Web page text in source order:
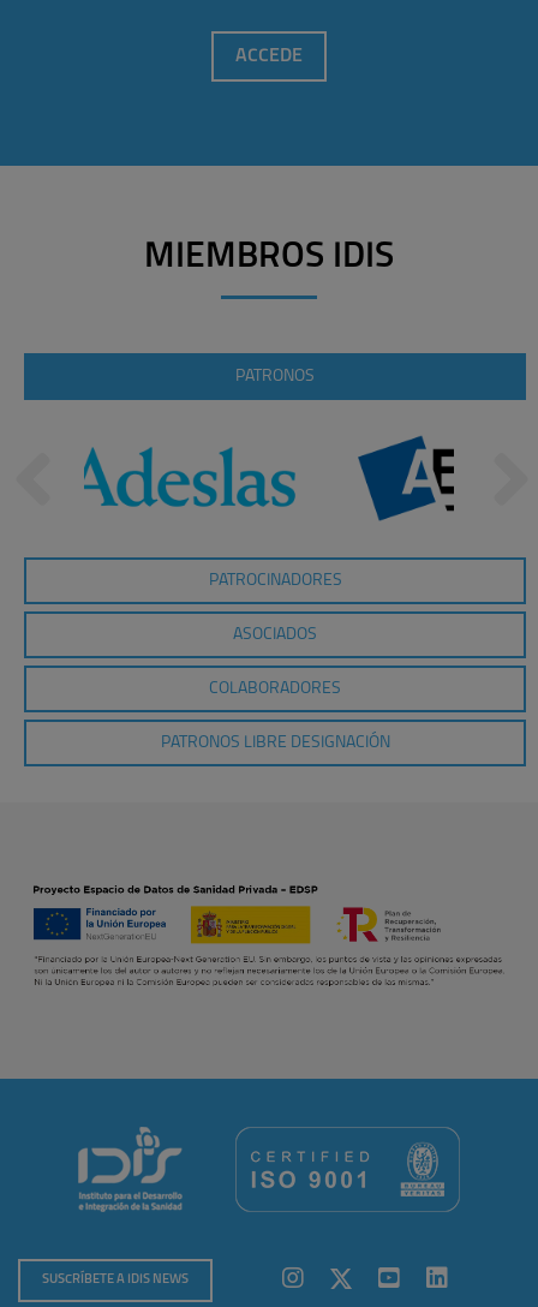
ACCEDE
MIEMBROS IDIS
PATRONOS
PATROCINADORES
ASOCIADOS
COLABORADORES
PATRONOS LIBRE DESIGNACIÓN
SUSCRÍBETE A IDIS NEWS